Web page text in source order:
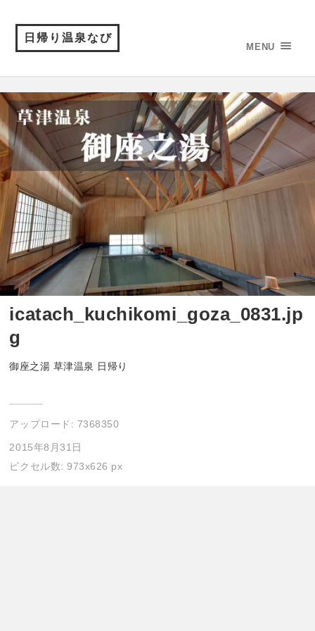
日帰り温泉なび
MENU
icatach_kuchikomi_goza_0831.jp
g
御座之湯 草津温泉 日帰り
アップロード: 7368350
2015年8月31日
ピクセル数: 973x626 px